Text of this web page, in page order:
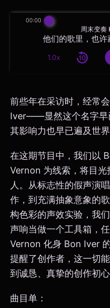
周末变奏
他们的歌里，也
1.0x
00:00
前些年在采访时，经常
Iver——显然这个名字早
其影响力也早已遍及世界
在这期节目中，我们以
Vernon 为线索，将目
人。从标志性的假声演
作，到充满抽象意象的
构色彩的声效实验，我
声响当做一个工具箱，
Vernon 化身 Bon Iver
提醒了创作者，这一切
到诚恳、真挚的创作初心
曲目单：